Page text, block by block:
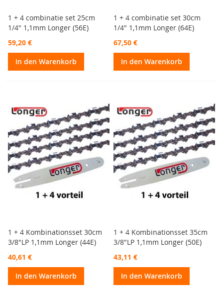
1 + 4 combinatie set 25cm
1/4" 1,1mm Longer (56E)
59,20 €
In den Warenkorb
1 + 4 combinatie set 30cm
1/4" 1,1mm Longer (64E)
67,50 €
In den Warenkorb
1 + 4 Kombinationsset 30cm
3/8"LP 1,1mm Longer (44E)
40,61 €
In den Warenkorb
1 + 4 Kombinationsset 35cm
3/8"LP 1,1mm Longer (50E)
43,11 €
In den Warenkorb